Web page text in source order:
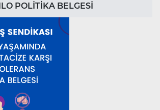
POLİTİKA BELGESİ